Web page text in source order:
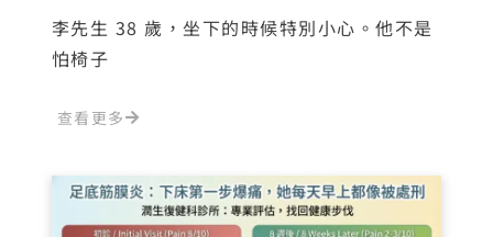
李先生 38 歲，坐下的時候特別小心。他不是
怕椅子
查看更多